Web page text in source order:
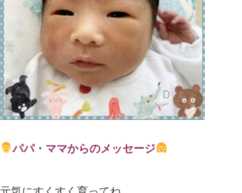
パパ・ママからのメッセージ